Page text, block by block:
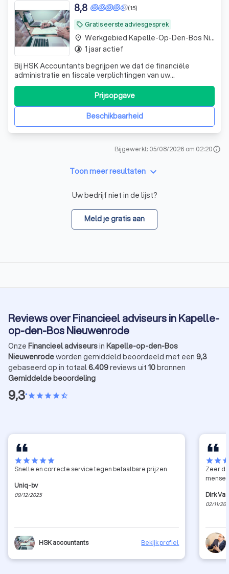
local_offer Gratis eerste adviesgesprek
(15)
8,8
Bij HSK Accountants begrijpen we dat de financiële
administratie en fiscale verplichtingen van uw
onderneming complex en tijdrovend kunnen zijn. Daarom
zetten wij ons volledig in om deze processen voor u te
vereenvoudigen en te optimaliseren. Ons team,
bestaande uit een ervaren expert en twee jonge
Beschikbaarheid
Prijsopgave
place Werkgebied Kapelle-Op-Den-Bos Nieuwenrode
timelapse 1 jaar actief
Bijgewerkt: 05/08/2026 om 02:20info
Toon meer resultaten keyboard_arrow_down
Uw bedrijf niet in de lijst?
Meld je gratis aan
Reviews over Financieel adviseurs in Kapelle-
op-den-Bos Nieuwenrode
Onze Financieel adviseursin Kapelle-op-den-Bos
Nieuwenrodeworden gemiddeld beoordeeld met een 9,3
gebaseerd op in totaal6.409reviews uit 10bronnen
Gemiddelde beoordeling
9,3•starstarstarstarstar_half
starstarstarstarstar
Snelle en correcte service tegen betaalbare prijzen
Uniq-bv
09/12/2025
HSK accountants Bekijk profiel
starstar
Zeer
Dirk
02/11/